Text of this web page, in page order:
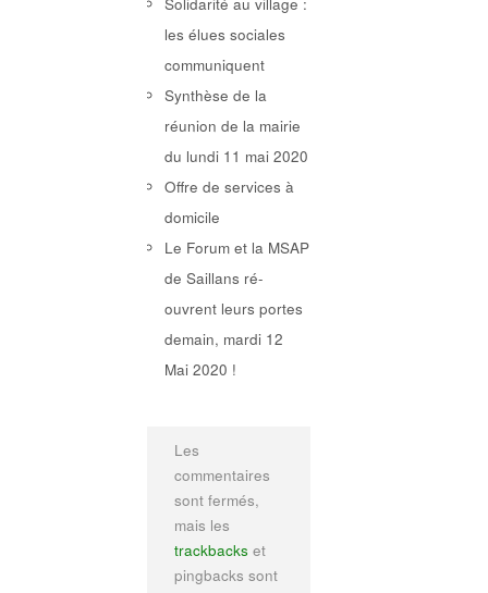
les élues sociales
communiquent
Synthèse de la
réunion de la mairie
du lundi 11 mai 2020
Offre de services à
domicile
Le Forum et la MSAP
de Saillans ré-
ouvrent leurs portes
demain, mardi 12
Mai 2020 !
Les
commentaires
sont fermés,
mais les
trackbacks et
pingbacks sont